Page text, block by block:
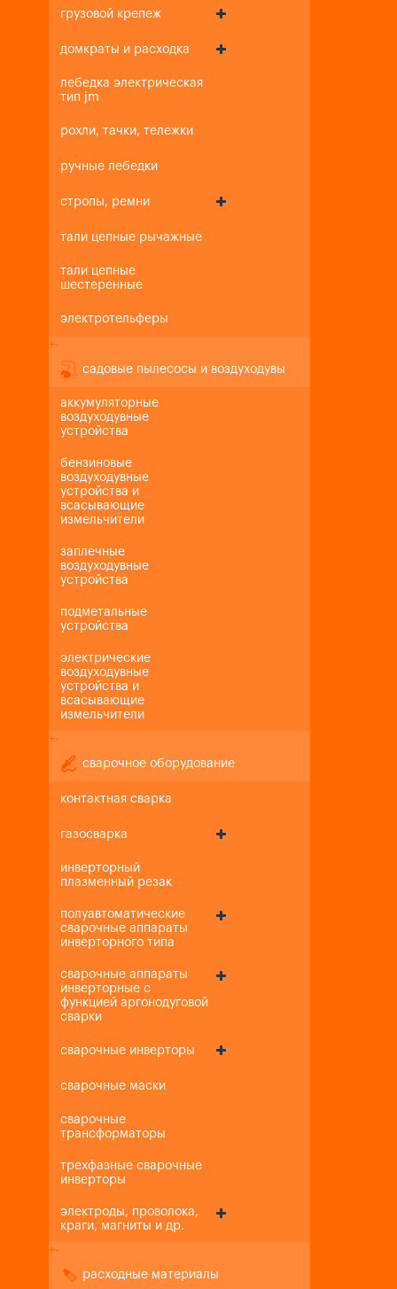
грузовой крепеж
домкраты и расходка
лебедка электрическая
тип jm
рохли, тачки, тележки
ручные лебедки
стропы, ремни
тали цепные рычажные
тали цепные
шестеренные
электротельферы
+-
садовые пылесосы и воздуходувы
аккумуляторные
воздуходувные
устройства
бензиновые
воздуходувные
устройства и
всасывающие
измельчители
заплечные
воздуходувные
устройства
подметальные
устройства
электрические
воздуходувные
устройства и
всасывающие
измельчители
+-
сварочное оборудование
контактная сварка
газосварка
инверторный
плазменный резак
полуавтоматические
сварочные аппараты
инверторного типа
сварочные аппараты
инверторные с
функцией аргонодуговой
сварки
сварочные инверторы
сварочные маски
сварочные
трансформаторы
трехфазные сварочные
инверторы
электроды, проволока,
краги, магниты и др.
+-
расходные материалы